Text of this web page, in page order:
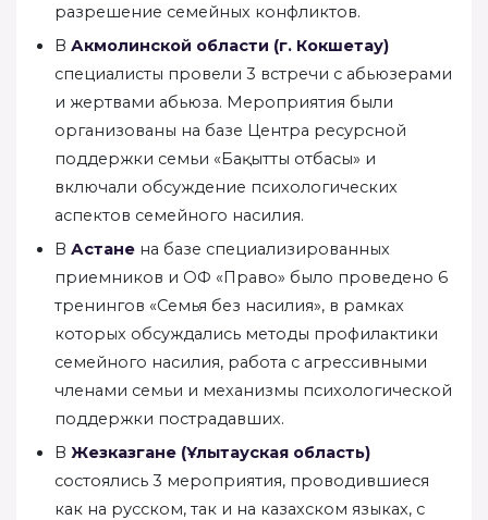
разрешение семейных конфликтов.
В Акмолинской области (г. Кокшетау)
специалисты провели 3 встречи с абьюзерами
и жертвами абьюза. Мероприятия были
организованы на базе Центра ресурсной
поддержки семьи «Бақытты отбасы» и
включали обсуждение психологических
аспектов семейного насилия.
В Астане на базе специализированных
приемников и ОФ «Право» было проведено 6
тренингов «Семья без насилия», в рамках
которых обсуждались методы профилактики
семейного насилия, работа с агрессивными
членами семьи и механизмы психологической
поддержки пострадавших.
В Жезказгане (Ұлытауская область)
состоялись 3 мероприятия, проводившиеся
как на русском, так и на казахском языках, с